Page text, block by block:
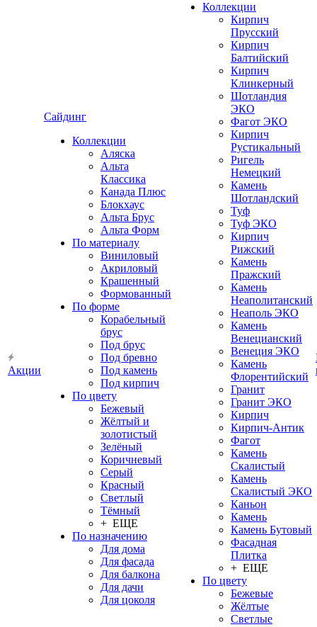
Акции
Сайдинг
Коллекции
Аляска
Альта
Классика
Канада Плюс
Блокхаус
Альта Брус
Альта Форм
По материалу
Виниловый
Акриловый
Крашенный
Формованный
По форме
Корабельный
брус
Под брус
Под бревно
Под камень
Под кирпич
По цвету
Бежевый
Жёлтый и
золотистый
Зелёный
Коричневый
Серый
Красный
Светлый
Тёмный
+ ЕЩЕ
По назначению
Для дома
Для фасада
Для балкона
Для дачи
Для цоколя
Коллекции
Кирпич
Прусский
Кирпич
Балтийский
Кирпич
Клинкерный
Шотландия
ЭКО
Фагот ЭКО
Кирпич
Рустикальный
Ригель
Немецкий
Камень
Шотландский
Туф
Туф ЭКО
Кирпич
Рижский
Камень
Пражский
Камень
Неаполитанский
Неаполь ЭКО
Камень
Венецианский
Венеция ЭКО
Камень
Флорентийский
Гранит
Гранит ЭКО
Кирпич
Кирпич-Антик
Фагот
Камень
Скалистый
Камень
Скалистый ЭКО
Каньон
Камень
Камень Бутовый
Фасадная
Плитка
+ ЕЩЕ
По цвету
Бежевые
Жёлтые
Светлые